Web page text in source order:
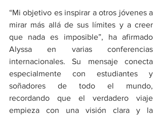
“Mi objetivo es inspirar a otros jóvenes a
mirar más allá de sus límites y a creer
que nada es imposible”, ha afirmado
Alyssa en varias conferencias
internacionales. Su mensaje conecta
especialmente con estudiantes y
soñadores de todo el mundo,
recordando que el verdadero viaje
empieza con una visión clara y la